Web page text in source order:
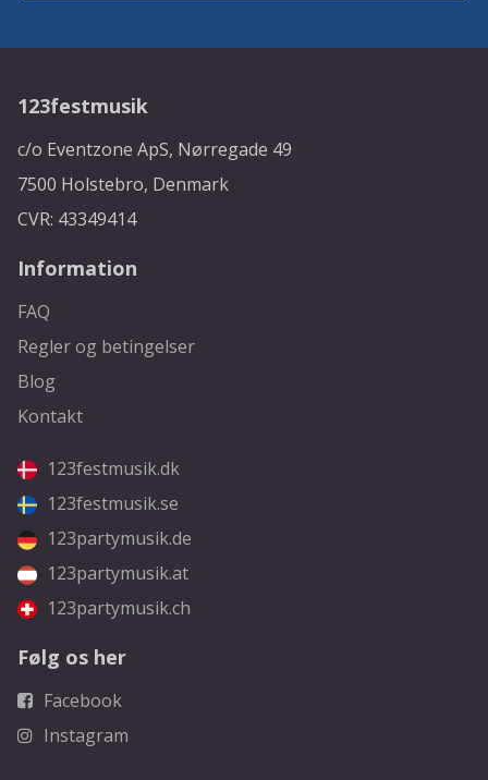
123festmusik
c/o Eventzone ApS, Nørregade 49
7500 Holstebro, Denmark
CVR: 43349414
Information
FAQ
Regler og betingelser
Blog
Kontakt
123festmusik.dk
123festmusik.se
123partymusik.de
123partymusik.at
123partymusik.ch
Følg os her
Facebook
Instagram